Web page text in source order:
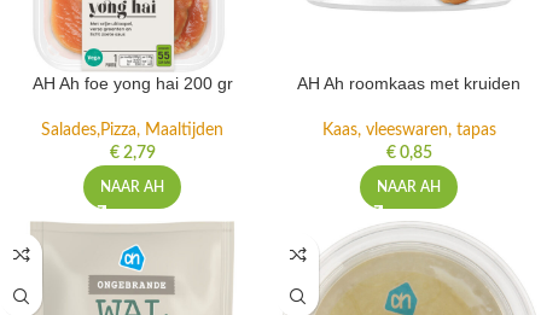
AH Ah foe yong hai 200 gr
Salades,Pizza, Maaltijden
€2,79
NAAR AH
AH Ah roomkaas met kruiden
Kaas, vleeswaren, tapas
€0,85
NAAR AH